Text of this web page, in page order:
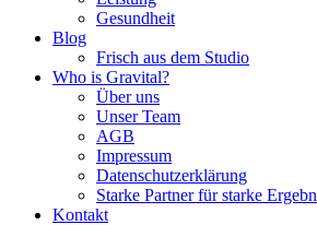
Gesundheit
Blog
Frisch aus dem Studio
Who is Gravital?
Über uns
Unser Team
AGB
Impressum
Datenschutzerklärung
Starke Partner für starke
Kontakt